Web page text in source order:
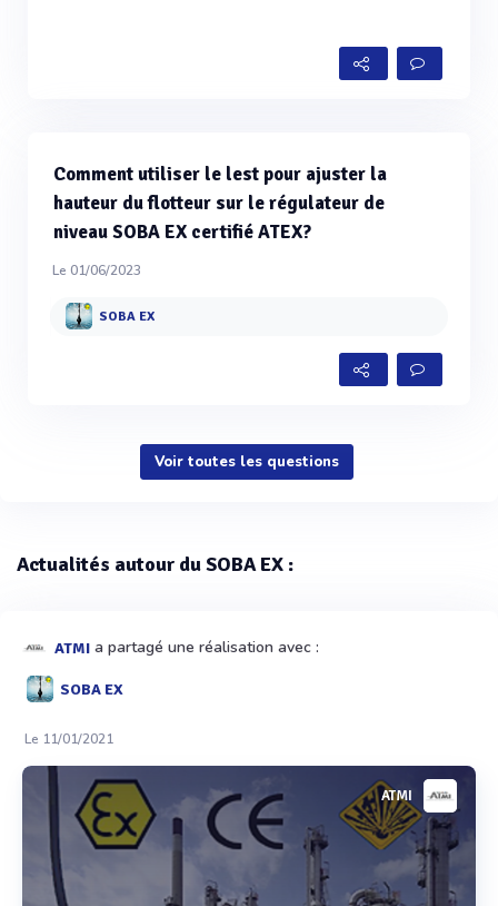
Comment utiliser le lest pour ajuster la
hauteur du flotteur sur le régulateur de
niveau SOBA EX certifié ATEX?
Le 01/06/2023
SOBA EX
Voir toutes les questions
Actualités autour du SOBA EX :
ATMI a partagé une réalisation avec :
SOBA EX
Le 11/01/2021
ATMI